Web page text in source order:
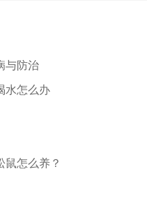
与防治
水怎么办
鼠怎么养？